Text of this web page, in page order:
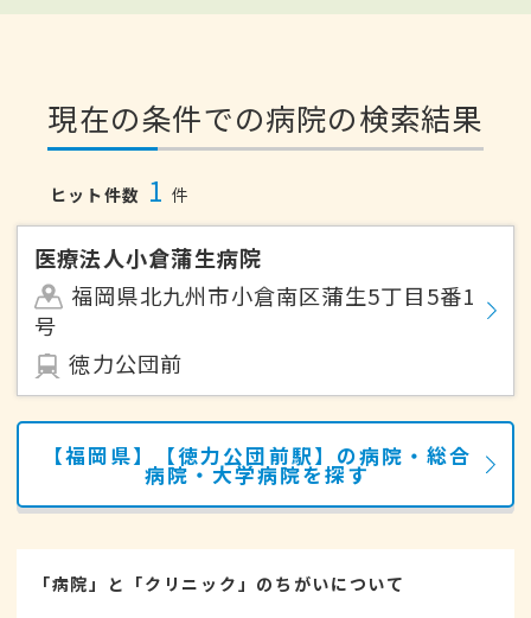
現在の条件での病院の検索結果
ヒット件数 1 件
医療法人小倉蒲生病院
福岡県北九州市小倉南区蒲生5丁目5番1
号
徳力公団前
【福岡県】【徳力公団前駅】の病院・総合
病院・大学病院を探す
「病院」と「クリニック」のちがいについて